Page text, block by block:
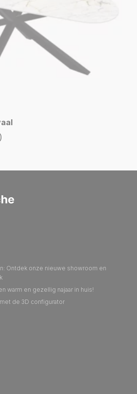
Ontdek onze nieuwe showroom en
warm en gezellig najaar in huis!
de 3D configurator